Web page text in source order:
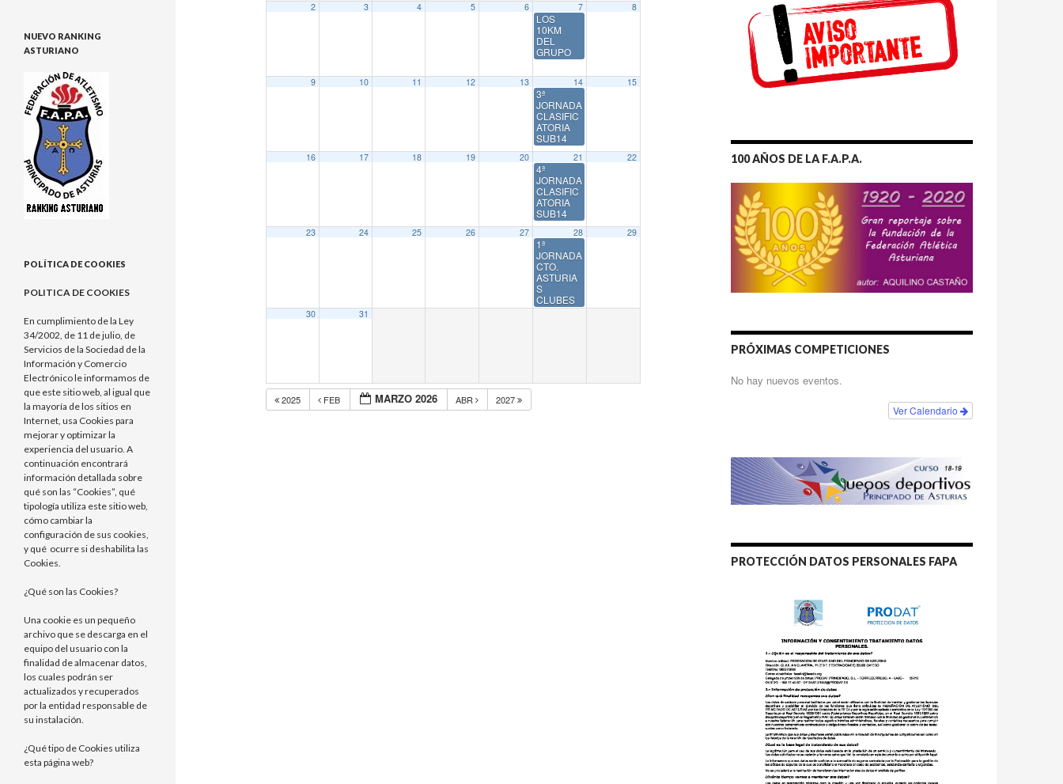
2 3 4 5 6 7
LOS
10KM
DEL
GRUPO
8
9 10 11 12 13 14
3ª
JORNADA
CLASIFIC
ATORIA
SUB14
15
16 17 18 19 20 21
4ª
JORNADA
CLASIFIC
ATORIA
SUB14
22
23 24 25 26 27 28
1ª
JORNADA
CTO.
ASTURIA
S
CLUBES
29
30 31
2025 FEB MARZO 2026 ABR 2027
100 AÑOS DE LA F.A.P.A.
PRÓXIMAS COMPETICIONES
No hay nuevos eventos.
Ver Calendario
PROTECCIÓN DATOS PERSONALES FAPA
NUEVO RANKING
ASTURIANO
POLÍTICA DE COOKIES
POLITICA DE COOKIES
En cumplimiento de la Ley
34/2002, de 11 de julio, de
Servicios de la Sociedad de la
Información y Comercio
Electrónico le informamos de
que este sitio web, al igual que
la mayoría de los sitios en
Internet, usa Cookies para
mejorar y optimizar la
experiencia del usuario. A
continuación encontrará
información detallada sobre
qué son las “Cookies”, qué
tipología utiliza este sitio web,
cómo cambiar la
configuración de sus cookies,
y qué ocurre si deshabilita las
Cookies.
¿Qué son las Cookies?
Una cookie es un pequeño
archivo que se descarga en el
equipo del usuario con la
finalidad de almacenar datos,
los cuales podrán ser
actualizados y recuperados
por la entidad responsable de
su instalación.
¿Qué tipo de Cookies utiliza
esta página web?